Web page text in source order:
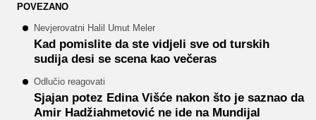
POVEZANO
Nevjerovatni Halil Umut Meler
Kad pomislite da ste vidjeli sve od turskih
sudija desi se scena kao večeras
Odlučio reagovati
Sjajan potez Edina Višće nakon što je saznao da
Amir Hadžiahmetović ne ide na Mundijal